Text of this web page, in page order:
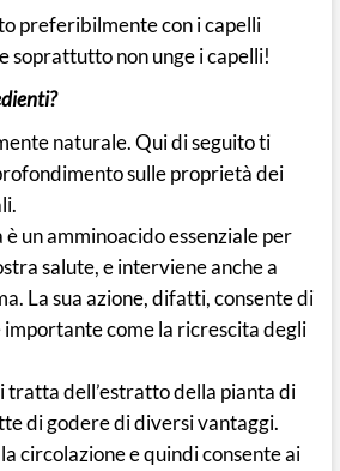
preferibilmente con i capelli
soprattutto non unge i capelli!
naturale. Qui di seguito ti
sulle proprietà dei
è un amminoacido essenziale per
salute, e interviene anche a
La sua azione, difatti, consente di
come la ricrescita degli
tratta dell’estratto della pianta di
di godere di diversi vantaggi.
circolazione e quindi consente ai